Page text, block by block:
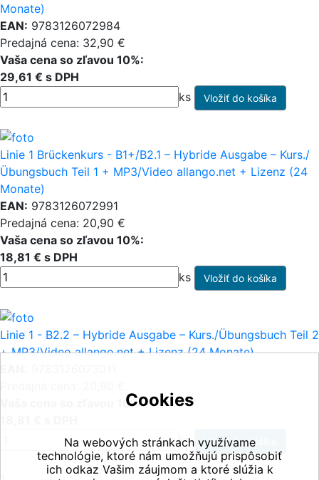
Monate)
EAN: 9783126072984
Predajná cena: 32,90 €
Vaša cena so zľavou 10%:
29,61 € s DPH
ks
Linie 1 Brückenkurs - B1+/B2.1 – Hybride Ausgabe – Kurs./
Übungsbuch Teil 1 + MP3/Video allango.net + Lizenz (24
Monate)
EAN: 9783126072991
Predajná cena: 20,90 €
Vaša cena so zľavou 10%:
18,81 € s DPH
ks
Linie 1 - B2.2 – Hybride Ausgabe – Kurs./Übungsbuch Teil 2
+ MP3/Video allango.net + Lizenz (24 Monate)
Vaša cena so zľavou 10%:
ks
Cookies
Na webových stránkach využívame
technológie, ktoré nám umožňujú prispôsobiť
ich odkaz Vašim záujmom a ktoré slúžia k